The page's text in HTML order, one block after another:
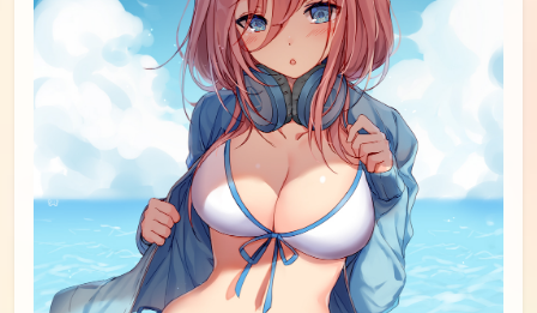
id=75621472